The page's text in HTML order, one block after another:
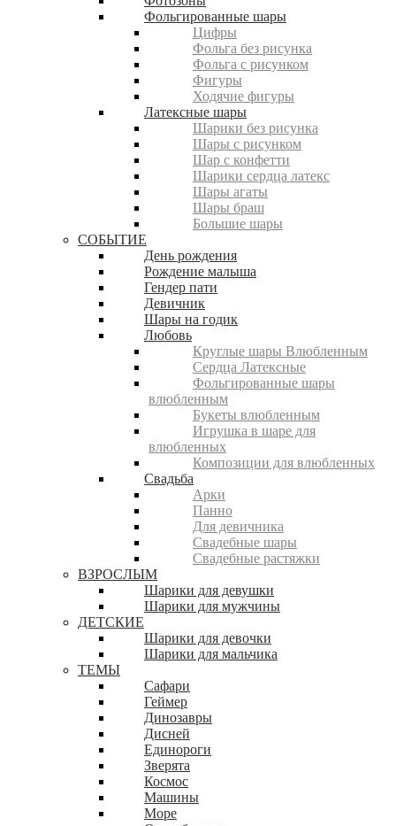
Фольгированные шары
Цифры
Фольга без рисунка
Фольга с рисунком
Фигуры
Ходячие фигуры
Латексные шары
Шарики без рисунка
Шары с рисунком
Шар с конфетти
Шарики сердца латекс
Шары агаты
Шары браш
Большие шары
СОБЫТИЕ
День рождения
Рождение малыша
Гендер пати
Девичник
Шары на годик
Любовь
Круглые шары Влюбленным
Сердца Латексные
Фольгированные шары
влюбленным
Букеты влюбленным
Игрушка в шаре для
влюбленных
Композиции для влюбленных
Свадьба
Арки
Панно
Для девичника
Свадебные шары
Свадебные растяжки
ВЗРОСЛЫМ
Шарики для девушки
Шарики для мужчины
ДЕТСКИЕ
Шарики для девочки
Шарики для мальчика
ТЕМЫ
Сафари
Геймер
Динозавры
Дисней
Единороги
Зверята
Космос
Машины
Море